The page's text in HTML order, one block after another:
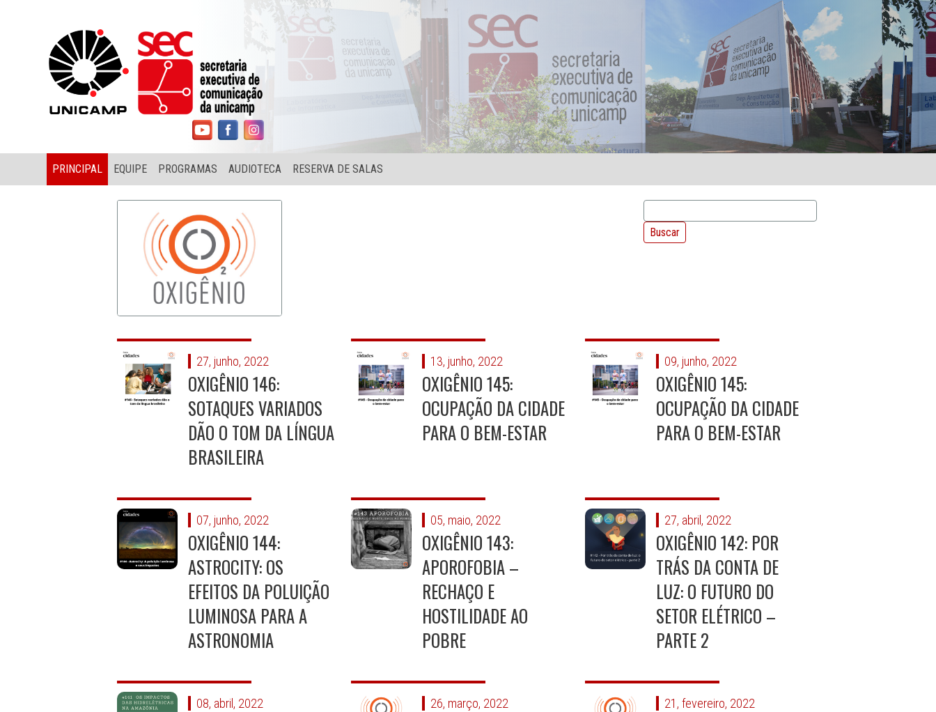
PRINCIPAL EQUIPE PROGRAMAS AUDIOTECA RESERVA DE SALAS
27, junho, 2022
OXIGÊNIO 146:
SOTAQUES VARIADOS
DÃO O TOM DA LÍNGUA
BRASILEIRA
13, junho, 2022
OXIGÊNIO 145:
OCUPAÇÃO DA CIDADE
PARA O BEM-ESTAR
09, junho, 2022
OXIGÊNIO 145:
OCUPAÇÃO DA CIDADE
PARA O BEM-ESTAR
07, junho, 2022
OXIGÊNIO 144:
ASTROCITY: OS
EFEITOS DA POLUIÇÃO
LUMINOSA PARA A
ASTRONOMIA
05, maio, 2022
OXIGÊNIO 143:
APOROFOBIA –
RECHAÇO E
HOSTILIDADE AO
POBRE
27, abril, 2022
OXIGÊNIO 142: POR
TRÁS DA CONTA DE
LUZ: O FUTURO DO
SETOR ELÉTRICO –
PARTE 2
08, abril, 2022 26, março, 2022 21, fevereiro, 2022